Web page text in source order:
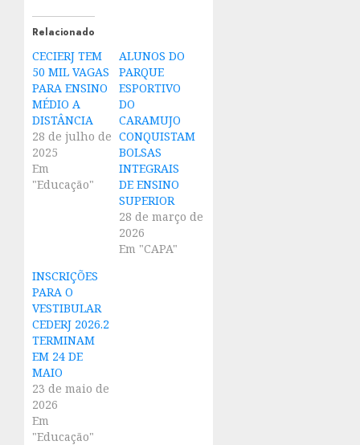
Relacionado
CECIERJ TEM
50 MIL VAGAS
PARA ENSINO
MÉDIO A
DISTÂNCIA
28 de julho de
2025
Em
"Educação"
ALUNOS DO
PARQUE
ESPORTIVO
DO
CARAMUJO
CONQUISTAM
BOLSAS
INTEGRAIS
DE ENSINO
SUPERIOR
28 de março de
2026
Em "CAPA"
INSCRIÇÕES
PARA O
VESTIBULAR
CEDERJ 2026.2
TERMINAM
EM 24 DE
MAIO
23 de maio de
2026
Em
"Educação"